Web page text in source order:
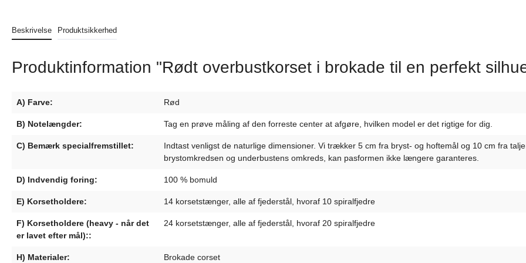
Beskrivelse Produktsikkerhed
Produktinformation "Rødt overbustkorset i brokade til en perfekt
A) Farve: Rød
B) Notelængder: Tag en prøve måling af den forreste center at afgøre, hvilken model er det rigtige for dig.
C) Bemærk specialfremstillet:
Indtast venligst de naturlige dimensioner. Vi trækker 5 cm fra bryst- og hoftemål og 10 cm fra
brystomkredsen og underbustens omkreds, kan pasformen ikke længere garanteres.
D) Indvendig foring: 100 % bomuld
E) Korsetholdere: 14 korsetstænger, alle af fjederstål, hvoraf 10 spiralfjedre
F) Korsetholdere (heavy - når det
er lavet efter mål)::
24 korsetstænger, alle af fjederstål, hvoraf 20 spiralfjedre
H) Materialer: Brokade corset